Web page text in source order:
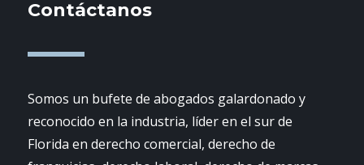
Contáctanos
Somos un bufete de abogados galardonado y
reconocido en la industria, líder en el sur de
Florida en derecho comercial, derecho de